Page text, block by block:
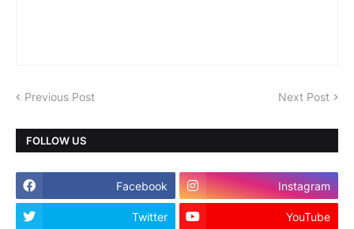
Previous Post Next Post
FOLLOW US
Facebook Instagram
Twitter YouTube